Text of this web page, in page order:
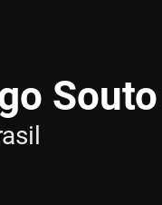
Souto